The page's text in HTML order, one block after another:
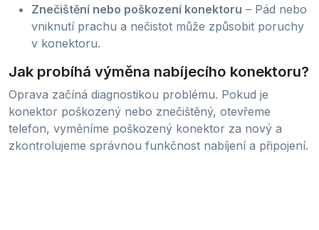
Znečištění nebo poškození konektoru – Pád nebo
vniknutí prachu a nečistot může způsobit poruchy
v konektoru.
Jak probíhá výměna nabíjecího konektoru?
Oprava začíná diagnostikou problému. Pokud je
konektor poškozený nebo znečištěný, otevřeme
telefon, vyměníme poškozený konektor za nový a
zkontrolujeme správnou funkčnost nabíjení a připojení.